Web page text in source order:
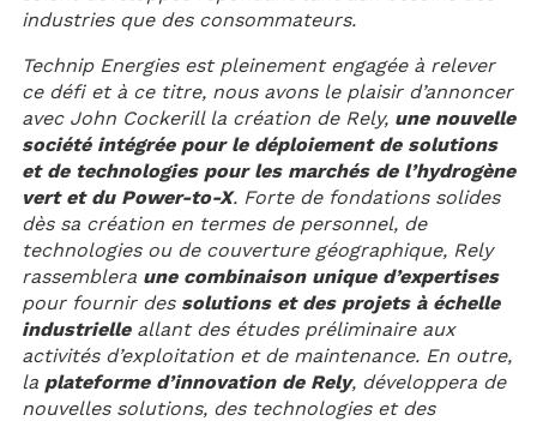
industries que des consommateurs.
Technip Energies est pleinement engagée à relever
ce défi et à ce titre, nous avons le plaisir d’annoncer
avec John Cockerill la création de Rely, une nouvelle
société intégrée pour le déploiement de solutions
et de technologies pour les marchés de l’hydrogène
vert et du Power-to-X. Forte de fondations solides
dès sa création en termes de personnel, de
technologies ou de couverture géographique, Rely
rassemblera une combinaison unique d’expertises
pour fournir dessolutions et des projets à échelle
industrielleallant des études préliminaire aux
activités d’exploitation et de maintenance. En outre,
la plateforme d’innovation de Rely, développera de
nouvelles solutions, des technologies et des